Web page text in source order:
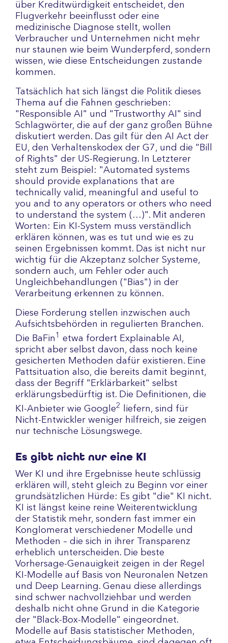
über Kreditwürdigkeit entscheidet, den
Flugverkehr beeinflusst oder eine
medizinische Diagnose stellt, wollen
Verbraucher und Unternehmen nicht mehr
nur staunen wie beim Wunderpferd, sondern
wissen, wie diese Entscheidungen zustande
kommen.
Tatsächlich hat sich längst die Politik dieses
Thema auf die Fahnen geschrieben:
"Responsible AI" und "Trustworthy AI" sind
Schlagwörter, die auf der ganz großen Bühne
diskutiert werden. Das gilt für den AI Act der
EU, den Verhaltenskodex der G7, und die "Bill
of Rights" der US-Regierung. In Letzterer
steht zum Beispiel: "Automated systems
should provide explanations that are
technically valid, meaningful and useful to
you and to any operators or others who need
to understand the system (…)". Mit anderen
Worten: Ein KI-System muss verständlich
erklären können, was es tut und wie es zu
seinen Ergebnissen kommt. Das ist nicht nur
wichtig für die Akzeptanz solcher Systeme,
sondern auch, um Fehler oder auch
Ungleichbehandlungen ("Bias") in der
Verarbeitung erkennen zu können.
Diese Forderung stellen inzwischen auch
Aufsichtsbehörden in regulierten Branchen.
Die BaFin1
etwa fordert Explainable AI,
spricht aber selbst davon, dass noch keine
gesicherten Methoden dafür existieren. Eine
Pattsituation also, die bereits damit beginnt,
dass der Begriff "Erklärbarkeit" selbst
erklärungsbedürftig ist. Die Definitionen, die
KI-Anbieter wie Google2
liefern, sind für
Nicht-Entwickler weniger hilfreich, sie zeigen
nur technische Lösungswege.
Es gibt nicht nur eine KI
Wer KI und ihre Ergebnisse heute schlüssig
erklären will, steht gleich zu Beginn vor einer
grundsätzlichen Hürde: Es gibt "die" KI nicht.
KI ist längst keine reine Weiterentwicklung
der Statistik mehr, sondern fast immer ein
Konglomerat verschiedener Modelle und
Methoden – die sich in ihrer Transparenz
erheblich unterscheiden. Die beste
Vorhersage-Genauigkeit zeigen in der Regel
KI-Modelle auf Basis von Neuronalen Netzen
und Deep Learning. Genau diese allerdings
sind schwer nachvollziehbar und werden
deshalb nicht ohne Grund in die Kategorie
der "Black-Box-Modelle" eingeordnet.
Modelle auf Basis statistischer Methoden,